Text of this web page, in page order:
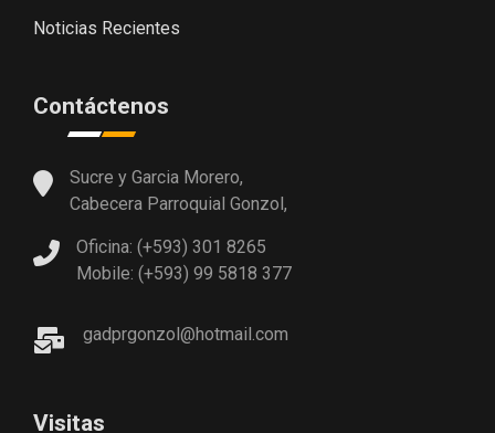
Noticias Recientes
Contáctenos
Sucre y Garcia Morero,
Cabecera Parroquial Gonzol,
Oficina: (+593) 301 8265
Mobile: (+593) 99 5818 377
gadprgonzol@hotmail.com
Visitas